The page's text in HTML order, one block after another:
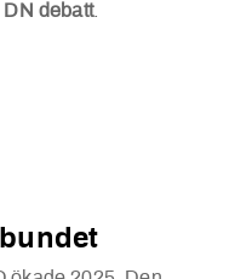
DN debatt.